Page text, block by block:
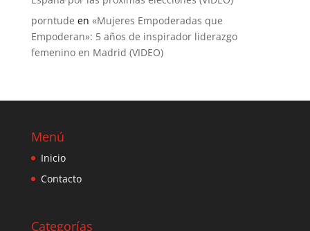
porntude en «Mujeres Empoderadas que
Empoderan»: 5 años de inspirador liderazgo
femenino en Madrid (VIDEO)
Menú
Inicio
Contacto
Categorías